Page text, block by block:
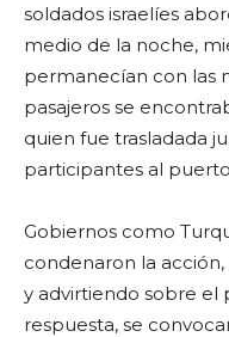
soldados israelíes
medio de la noche,
permanecían con las
pasajeros se
quien fue trasladada
participantes al
Gobiernos como
condenaron la
y advirtiendo sobre el
respuesta, se